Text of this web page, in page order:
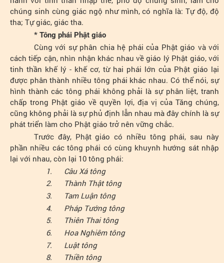
chúng sinh cùng giác ngộ như mình, có nghĩa là: Tự độ, độ
tha; Tự giác, giác tha.
* Tông phái Phật giáo
Cùng với sự phân chia hệ phái của Phật giáo và với
cách tiếp cận, nhìn nhận khác nhau về giáo lý Phật giáo, với
tinh thần khế lý - khế cơ, từ hai phái lớn của Phật giáo lại
được phân thành nhiều tông phái khác nhau. Có thể nói, sự
hình thành các tông phái không phải là sự phân liệt, tranh
chấp trong Phật giáo về quyền lợi, địa vị của Tăng chúng,
cũng không phải là sự phủ định lẫn nhau mà đây chính là sự
phát triển làm cho Phật giáo trở nên vững chắc.
Trước đây, Phật giáo có nhiều tông phái, sau này
phần nhiều các tông phái có cùng khuynh hướng sát nhập
lại với nhau, còn lại 10 tông phái:
1.
Câu Xá tông
2.
Thành Thật tông
3.
Tam Luận tông
4.
Pháp Tướng tông
5.
Thiên Thai tông
6.
Hoa Nghiêm tông
7.
Luật tông
8.
Thiền tông